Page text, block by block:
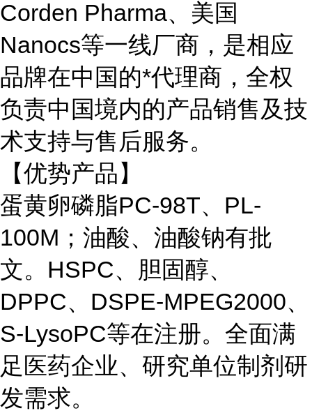
Corden Pharma、美国
Nanocs等一线厂商，是相应
品牌在中国的*代理商，全权
负责中国境内的产品销售及技
术支持与售后服务。
【优势产品】
蛋黄卵磷脂PC-98T、PL-
100M；油酸、油酸钠有批
文。HSPC、胆固醇、
DPPC、DSPE-MPEG2000、
S-LysoPC等在注册。全面满
足医药企业、研究单位制剂研
发需求。